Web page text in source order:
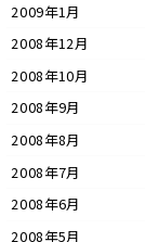
2009年1月
2008年12月
2008年10月
2008年9月
2008年8月
2008年7月
2008年6月
2008年5月